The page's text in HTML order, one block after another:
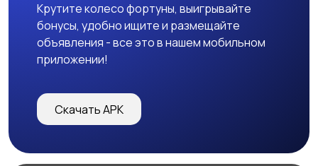
Крутите колесо фортуны, выигрывайте
бонусы, удобно ищите и размещайте
объявления - все это в нашем мобильном
приложении!
Скачать APK